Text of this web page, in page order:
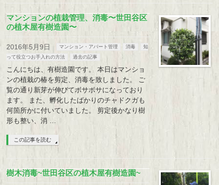
マンションの植栽管理、消毒〜世田谷区
の植木屋有樹造園〜
2016年5月9日 マンション・アパート管理 消毒
知
って役立つお手入れの方法
過去の記事
こんにちは、有樹造園です。 本日はマンショ
ンの植栽の椿を剪定、消毒を致しました。 ご
覧の通り新芽が伸びてボサボサになっており
ます。 また、孵化したばかりのチャドクガも
何箇所かに付いていました。 剪定後かなり樹
形も整い、消 …
この記事を読む
樹木消毒~世田谷区の植木屋有樹造園~